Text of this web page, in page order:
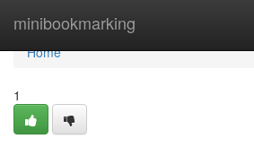
minibookmarking
Home
Home
1